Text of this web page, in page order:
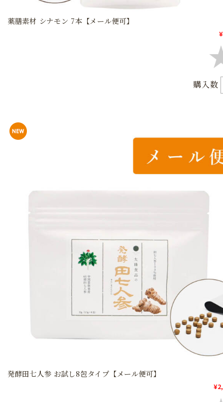
薬膳素材 シナモン 7本【メール便可】
購入数
発酵田七人参 お試し8包タイプ【メール便可】